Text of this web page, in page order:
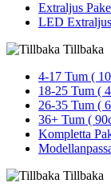
Extraljus
LED Extraljus
Tillbaka
4-17 Tum (
18-25 Tum (
26-35 Tum (
36+ Tum (
Kompletta
Tillbaka